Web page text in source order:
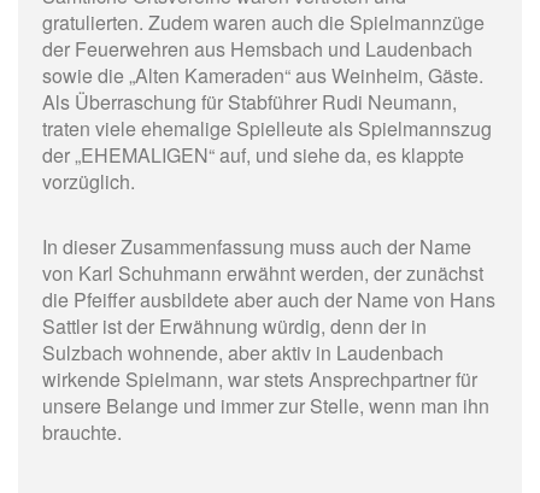
gratulierten. Zudem waren auch die Spielmannzüge
der Feuerwehren aus Hemsbach und Laudenbach
sowie die „Alten Kameraden“ aus Weinheim, Gäste.
Als Überraschung für Stabführer Rudi Neumann,
traten viele ehemalige Spielleute als Spielmannszug
der „EHEMALIGEN“ auf, und siehe da, es klappte
vorzüglich.
In dieser Zusammenfassung muss auch der Name
von Karl Schuhmann erwähnt werden, der zunächst
die Pfeiffer ausbildete aber auch der Name von Hans
Sattler ist der Erwähnung würdig, denn der in
Sulzbach wohnende, aber aktiv in Laudenbach
wirkende Spielmann, war stets Ansprechpartner für
unsere Belange und immer zur Stelle, wenn man ihn
brauchte.